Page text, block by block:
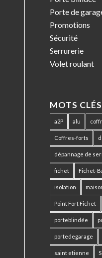
Porte de
Promotions
Sécurité
Serrurerie
Volet roulant
MOTS
a2P alu
Coffres-forts
dépannage de
fichet Fichet-
isolation
Point Fort Fichet
porteblindée
portedegarage
saint etienne